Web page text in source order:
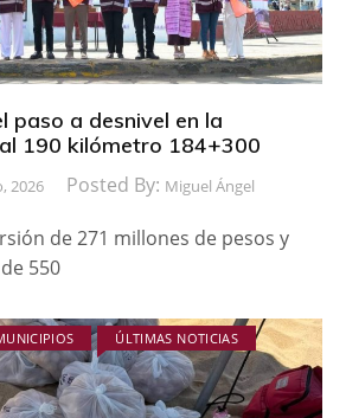
paso a desnivel en la
190 kilómetro 184+300
2026 Posted By: Miguel Ángel
de 271 millones de pesos y
550
ÚLTIMAS NOTICIAS